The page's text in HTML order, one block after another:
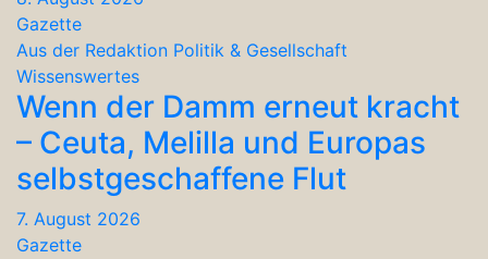
Gazette
Aus der Redaktion Politik & Gesellschaft
Wissenswertes
Wenn der Damm erneut kracht
– Ceuta, Melilla und Europas
selbstgeschaffene Flut
7. August 2026
Gazette